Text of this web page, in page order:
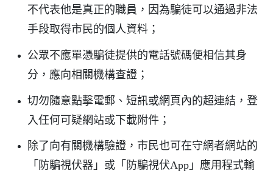
不代表他是真正的職員，因為騙徒可以通過非法
手段取得市民的個人資料；
公眾不應單憑騙徒提供的電話號碼便相信其身
分，應向相關機構查證；
切勿隨意點擊電郵、短訊或網頁內的超連結，登
入任何可疑網站或下載附件；
除了向有關機構驗證，市民也可在守網者網站的
「防騙視伏器」或「防騙視伏App 」應用程式輸